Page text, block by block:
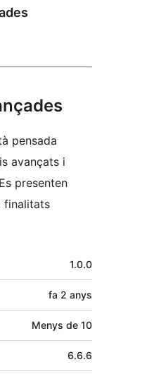
pensada
avançats i
presenten
finalitats
1.0.0
fa 2 anys
Menys de 10
6.6.6